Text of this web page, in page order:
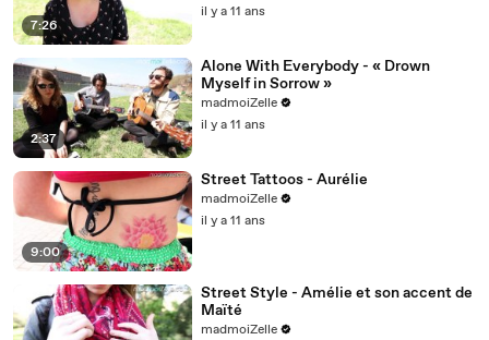
7:26
il y a 11 ans
2:37
Alone With Everybody - « Drown
Myself in Sorrow »
madmoiZelle
il y a 11 ans
9:00
Street Tattoos - Aurélie
madmoiZelle
il y a 11 ans
Street Style - Amélie et son accent de
Maïté
madmoiZelle